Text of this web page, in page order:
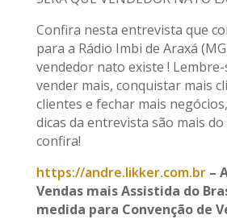
Confira nesta entrevista que
para a Rádio Imbi de Araxá
vendedor nato existe !
vender mais, conquistar mais
clientes e fechar mais
dicas da entrevista são mais
confira!
https://andre.likker.com.br–
Vendas mais Assistida do
medida para Convenção de